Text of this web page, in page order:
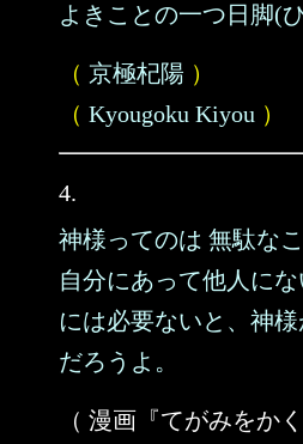
よきことの一つ日脚(
（ 京極杞陽 ）
（ Kyougoku Kiyou ）
4.
神様ってのは 無駄な
自分にあって他人に
には必要ないと、神
だろうよ。
（ 漫画『てがみをかく